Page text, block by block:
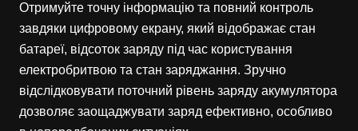
Отримуйте точну інформацію та повний контроль
завдяки цифровому екрану, який відображає стан
батареї, відсоток заряду під час користування
електробритвою та стан заряджання. Зручно
відслідковувати поточний рівень заряду акумулятора
дозволяє заощаджувати заряд ефективно, особливо